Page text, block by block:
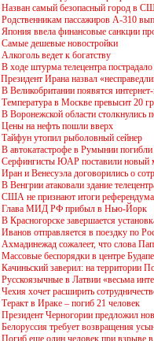
Назван самый безопасный город в
Родственникам пассажиров А-310
Япония ввела финансовые санкции
Самые дешевые новостройки
Алкоголь ведет к богатству
В ходе штурма телецентра
Президент Ирана назвал
В Великобритании появятся
Температура в Москве превысит 20
В Воронежской области столкнулись
Цены на нефть пошли вверх
Тайфун утопил рыболовный сейнер
В автокатастрофе в Румынии погибли
Серфингисты ЮАР поставили новый
Иран и Венесуэла договорились о
В Венгрии атаковали здание
США не признают итоги
Глава МИД РФ прибыл в Нью-Йорк
В Красногорске завершается
Иванов отправляется в поездку по
Ахмадинежад сожалеет, что слова
Массовые беспорядки в центре
Качиньский заверил: на территории
Русскоязычные в Латвии «весьма
Чехия хочет расширить
Теракт в Ираке – погиб 21 человек
Президент Черногории предложил
Белоруссия требует возвращения
Погиб еще один человек при взрыве